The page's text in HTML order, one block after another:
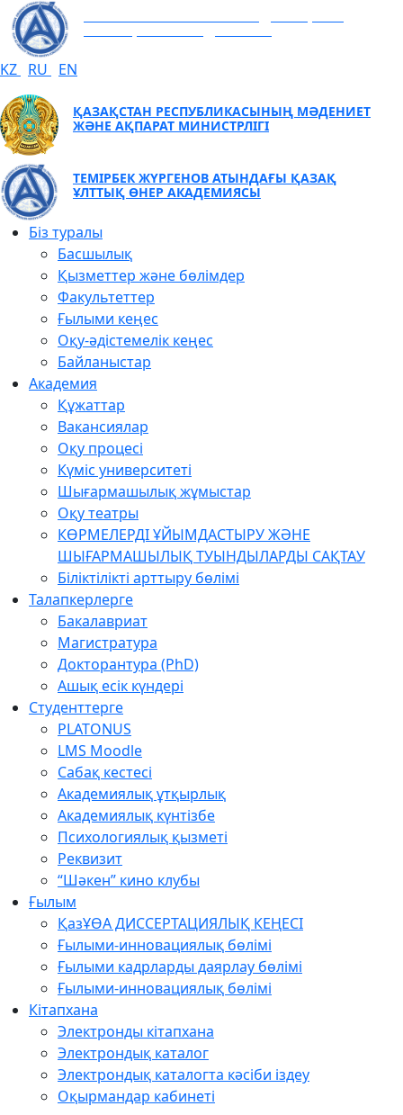
KZ RU EN
ҚАЗАҚСТАН РЕСПУБЛИКАСЫНЫҢ МӘДЕНИЕТ
ЖӘНЕ АҚПАРАТ МИНИСТРЛІГІ
ТЕМІРБЕК ЖҮРГЕНОВ АТЫНДАҒЫ ҚАЗАҚ
ҰЛТТЫҚ ӨНЕР АКАДЕМИЯСЫ
Біз туралы
Басшылық
Қызметтер және бөлімдер
Факультеттер
Ғылыми кеңес
Оқу-әдістемелік кеңес
Байланыстар
Академия
Құжаттар
Вакансиялар
Оқу процесі
Күміс университеті
Шығармашылық жұмыстар
Оқу театры
КӨРМЕЛЕРДІ ҰЙЫМДАСТЫРУ ЖӘНЕ
ШЫҒАРМАШЫЛЫҚ ТУЫНДЫЛАРДЫ САҚТАУ
Біліктілікті арттыру бөлімі
Талапкерлерге
Бакалавриат
Магистратура
Докторантура (PhD)
Ашық есік күндері
Студенттерге
PLATONUS
LMS Moodle
Сабақ кестесі
Академиялық ұтқырлық
Академиялық күнтізбе
Психологиялық қызметі
Реквизит
“Шәкен” кино клубы
Ғылым
ҚазҰӨА ДИССЕРТАЦИЯЛЫҚ КЕҢЕСІ
Ғылыми-инновациялық бөлімі
Ғылыми кадрларды даярлау бөлімі
Ғылыми-инновациялық бөлімі
Кітапхана
Электронды кітапхана
Электрондық каталог
Электрондық каталогта кәсіби іздеу
Оқырмандар кабинеті